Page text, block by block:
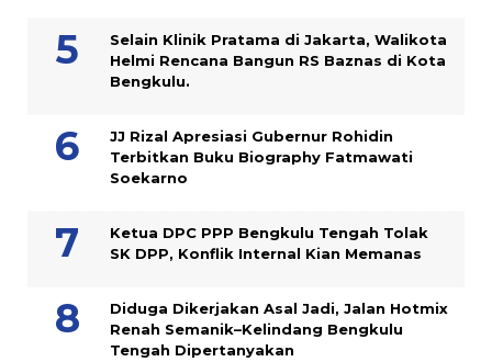
Selain Klinik Pratama di Jakarta, Walikota
Helmi Rencana Bangun RS Baznas di Kota
Bengkulu.
JJ Rizal Apresiasi Gubernur Rohidin
Terbitkan Buku Biography Fatmawati
Soekarno
Ketua DPC PPP Bengkulu Tengah Tolak
SK DPP, Konflik Internal Kian Memanas
Diduga Dikerjakan Asal Jadi, Jalan Hotmix
Renah Semanik–Kelindang Bengkulu
Tengah Dipertanyakan